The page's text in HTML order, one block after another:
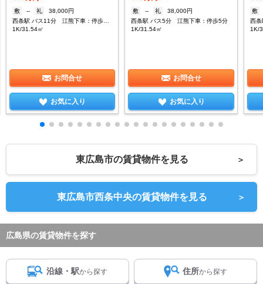
敷
-- 礼
38,000円
西条駅 バス11分 江熊下車：停歩7分
1K/31.54㎡
お問合せ
お気に入り
敷
-- 礼
38,000円
西条駅 バス5分 江熊下車：停歩5分
1K/31.54㎡
お問合せ
お気に入り
敷
西
1K/
東広島市の賃貸物件を見る ＞
東広島市西条中央の賃貸物件を見る ＞
広島県の賃貸物件を探す
沿線・駅から探す 住所から探す